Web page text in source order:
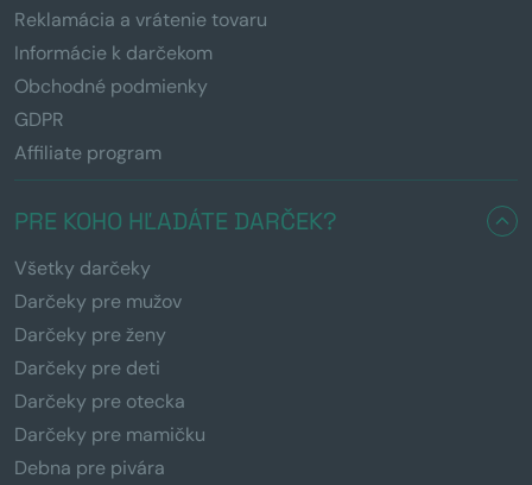
Reklamácia a vrátenie tovaru
Informácie k darčekom
Obchodné podmienky
GDPR
Affiliate program
PRE KOHO HĽADÁTE DARČEK?
Všetky darčeky
Darčeky pre mužov
Darčeky pre ženy
Darčeky pre deti
Darčeky pre otecka
Darčeky pre mamičku
Debna pre pivára